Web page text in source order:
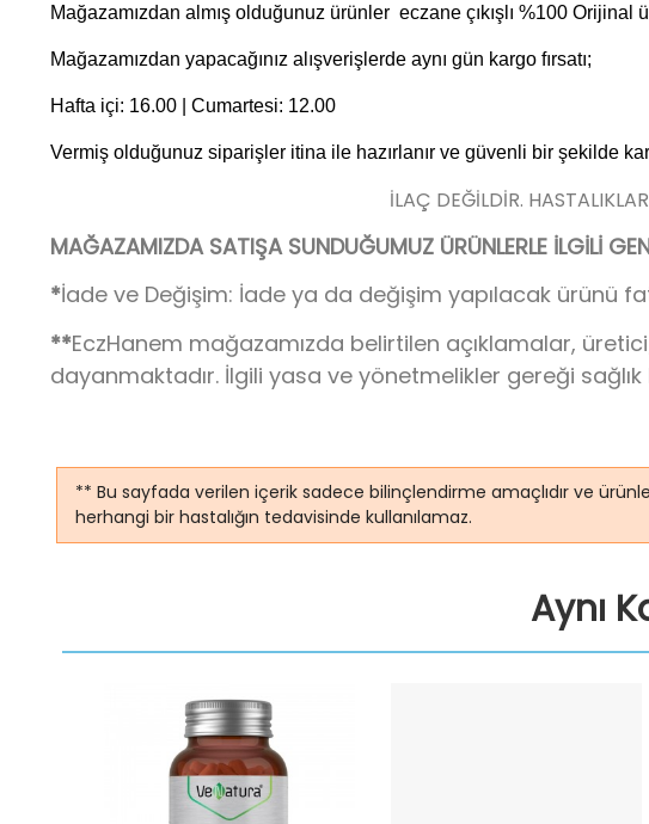
Mağazamızdan almış olduğunuz ürünler eczane çıkışlı %100 Orijinal
Mağazamızdan yapacağınız alışverişlerde aynı gün kargo fırsatı;
Hafta içi: 16.00 | Cumartesi: 12.00
Vermiş olduğunuz siparişler itina ile hazırlanır ve güvenli bir şekilde
İLAÇ DEĞİLDİR.
MAĞAZAMIZDA SATIŞA SUNDUĞUMUZ ÜRÜNLERLE İLGİLİ
*İade ve Değişim: İade ya da değişim yapılacak ürünü
**EczHanem mağazamızda belirtilen açıklamalar,
dayanmaktadır. İlgili yasa ve yönetmelikler gereği
** Bu sayfada verilen içerik sadece bilinçlendirme amaçlıdır ve
herhangi bir hastalığın tedavisinde kullanılamaz.
Aynı